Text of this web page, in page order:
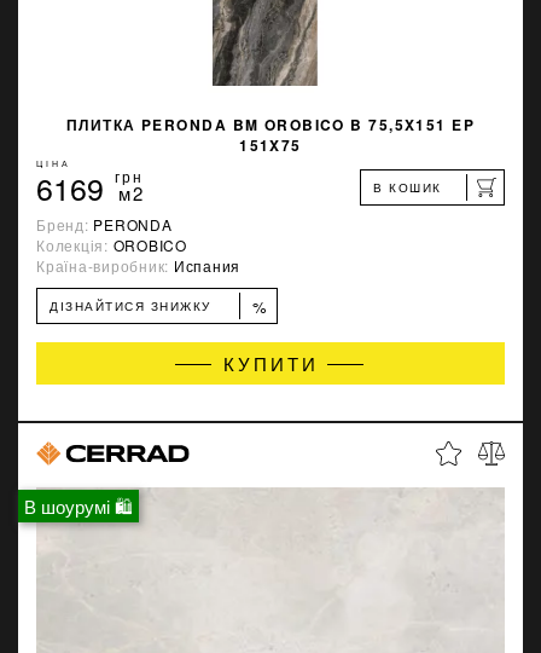
ПЛИТКА PERONDA BM OROBICO B 75,5X151 EP
151X75
ЦІНА
6169 грн
м2 В КОШИК
Бренд: PERONDA
Колекція: OROBICO
Країна-виробник: Испания
ДІЗНАЙТИСЯ ЗНИЖКУ %
КУПИТИ
В шоурумі 🛍